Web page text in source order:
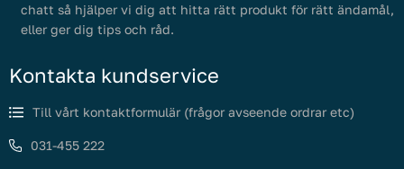
chatt så hjälper vi dig att hitta rätt produkt för rätt ändamål,
eller ger dig tips och råd.
Kontakta kundservice
Till vårt kontaktformulär (frågor avseende ordrar etc)
031-455 222